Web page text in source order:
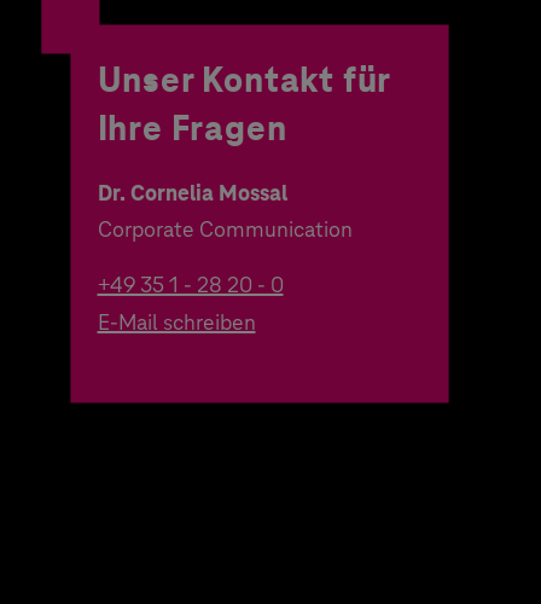
Unser Kontakt für
Ihre Fragen
Dr. Cornelia Mossal
Corporate Communication
+49 35 1 - 28 20 - 0
E-Mail schreiben